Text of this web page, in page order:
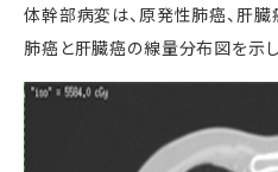
体幹部病変は、原発性肺癌、肝臓
肺癌と肝臓癌の線量分布図を示し